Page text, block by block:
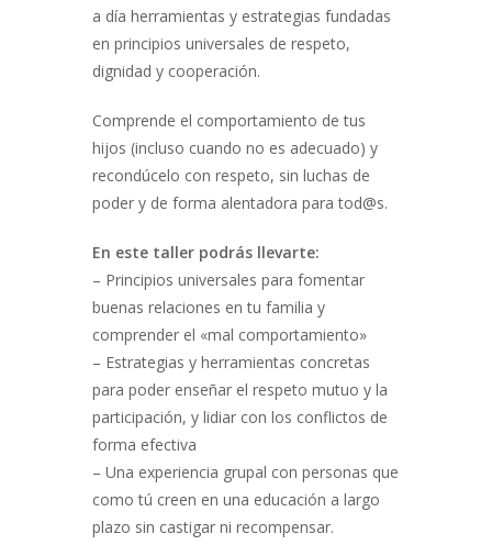
a día herramientas y estrategias fundadas
en principios universales de respeto,
dignidad y cooperación.
Comprende el comportamiento de tus
hijos (incluso cuando no es adecuado) y
recondúcelo con respeto, sin luchas de
poder y de forma alentadora para tod@s.
En este taller podrás llevarte:
– Principios universales para fomentar
buenas relaciones en tu familia y
comprender el «mal comportamiento»
– Estrategias y herramientas concretas
para poder enseñar el respeto mutuo y la
participación, y lidiar con los conflictos de
forma efectiva
– Una experiencia grupal con personas que
como tú creen en una educación a largo
plazo sin castigar ni recompensar.